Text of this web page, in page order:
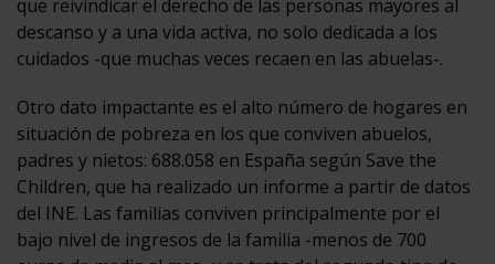
que reivindicar el derecho de las personas mayores al
descanso y a una vida activa, no solo dedicada a los
cuidados -que muchas veces recaen en las abuelas-.
Otro dato impactante es el alto número de hogares en
situación de pobreza en los que conviven abuelos,
padres y nietos: 688.058 en España según Save the
Children, que ha realizado un informe a partir de datos
del INE. Las familias conviven principalmente por el
bajo nivel de ingresos de la familia -menos de 700